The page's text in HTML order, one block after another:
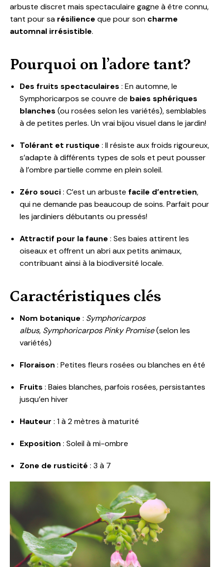
arbuste discret mais spectaculaire gagne à être connu,
tant pour sa résilience que pour son charme
automnal irrésistible.
Pourquoi on l’adore tant?
Des fruits spectaculaires : En automne, le
Symphoricarpos se couvre de baies sphériques
blanches (ou rosées selon les variétés), semblables
à de petites perles. Un vrai bijou visuel dans le jardin!
Tolérant et rustique : Il résiste aux froids rigoureux,
s’adapte à différents types de sols et peut pousser
à l’ombre partielle comme en plein soleil.
Zéro souci: C’est un arbuste facile d’entretien,
qui ne demande pas beaucoup de soins. Parfait pour
les jardiniers débutants ou pressés!
Attractif pour la faune : Ses baies attirent les
oiseaux et offrent un abri aux petits animaux,
contribuant ainsi à la biodiversité locale.
Caractéristiques clés
Nom botanique : Symphoricarpos
albus, Symphoricarpos Pinky Promise(selon les
variétés)
Floraison : Petites fleurs rosées ou blanches en été
Fruits : Baies blanches, parfois rosées, persistantes
jusqu’en hiver
Hauteur : 1 à 2 mètres à maturité
Exposition : Soleil à mi-ombre
Zone de rusticité : 3 à 7